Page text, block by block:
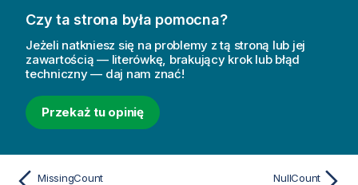
Czy ta strona była pomocna?
Jeżeli natkniesz się na problemy z tą stroną lub jej
zawartością — literówkę, brakujący krok lub błąd
techniczny — daj nam znać!
Przekaż tu opinię
MissingCount NullCount